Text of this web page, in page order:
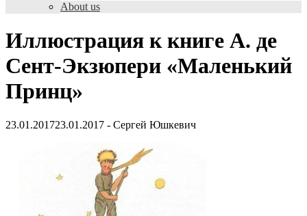
About us
Иллюстрация к книге А. де
Сент-Экзюпери «Маленький
Принц»
23.01.201723.01.2017 - Сергей Юшкевич